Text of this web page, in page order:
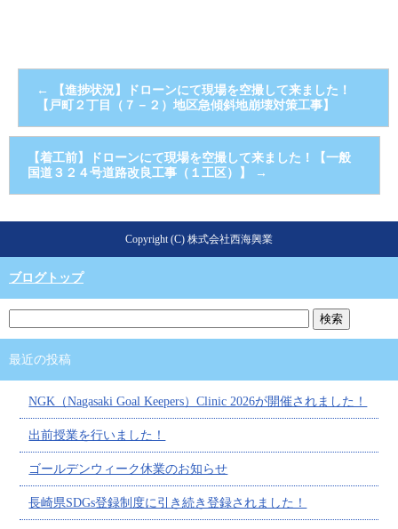
←
【進捗状況】ドローンにて現場を空撮して来ました！
【戸町２丁目（７－２）地区急傾斜地崩壊対策工事】
【着工前】ドローンにて現場を空撮して来ました！【一般
国道３２４号道路改良工事（１工区）】
→
Copyright (C) 株式会社西海興業
ブログトップ
最近の投稿
NGK（Nagasaki Goal Keepers）Clinic 2026が開催されました！
出前授業を行いました！
ゴールデンウィーク休業のお知らせ
長崎県SDGs登録制度に引き続き登録されました！